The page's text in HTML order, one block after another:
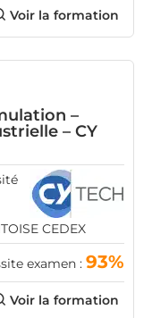
Voir la formation
–
– CY
CEDEX
examen : 93%
Voir la formation